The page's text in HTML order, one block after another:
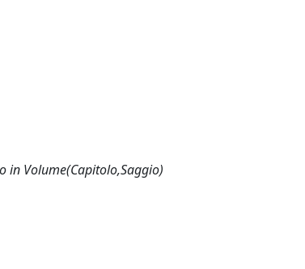
in Volume(Capitolo,Saggio)